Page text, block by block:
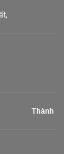
Sơn Nhất,
Plaza,
Thành